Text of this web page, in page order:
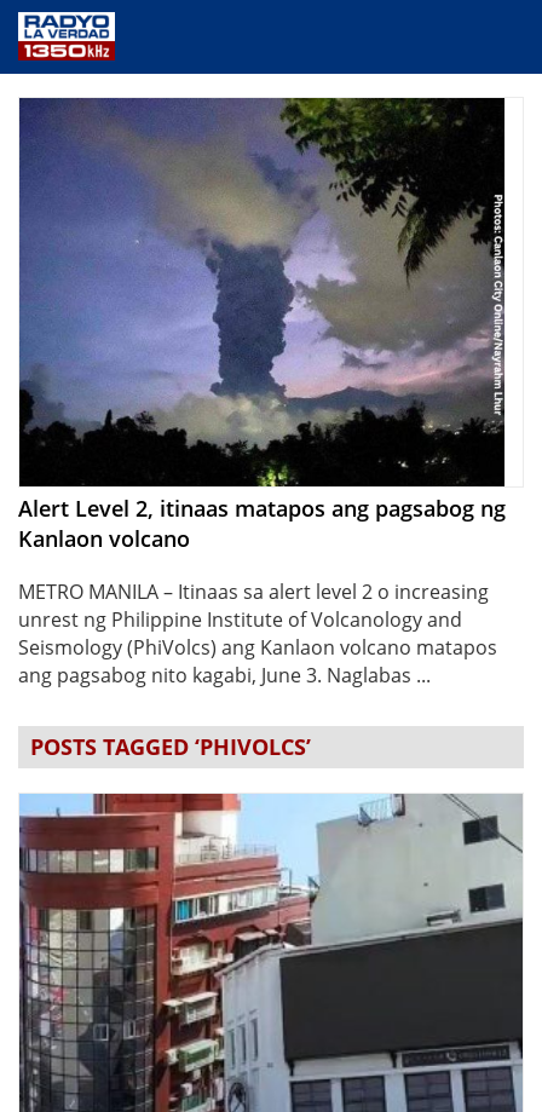
PUBLIC SERVICE
ANNOUNCEMENTS
Alert Level 2, itinaas matapos ang pagsabog ng
Kanlaon volcano
METRO MANILA – Itinaas sa alert level 2 o increasing
unrest ng Philippine Institute of Volcanology and
Seismology (PhiVolcs) ang Kanlaon volcano matapos
ang pagsabog nito kagabi, June 3. Naglabas ...
POSTS TAGGED ‘PHIVOLCS’